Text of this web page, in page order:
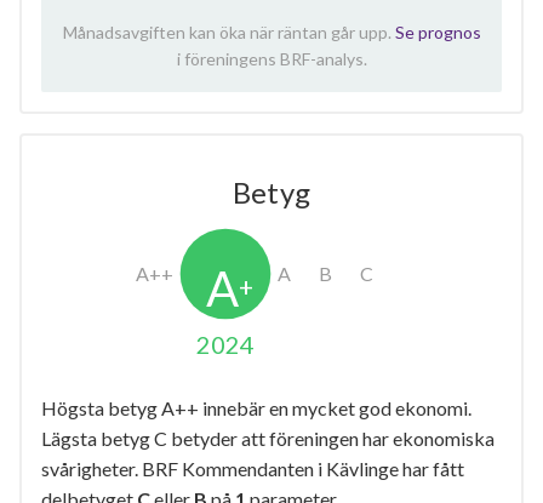
Månadsavgiften kan öka när räntan går upp. Se prognos
i föreningens BRF-analys.
Betyg
2024
Högsta betyg A++ innebär en mycket god ekonomi.
Lägsta betyg C betyder att föreningen har ekonomiska
svårigheter. BRF Kommendanten i Kävlinge har fått